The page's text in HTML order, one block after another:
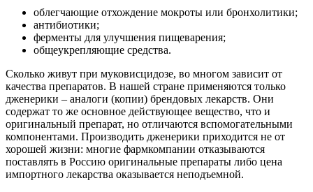
облегчающие отхождение мокроты или бронхолитики;
антибиотики;
ферменты для улучшения пищеварения;
общеукрепляющие средства.
Сколько живут при муковисцидозе, во многом зависит от
качества препаратов. В нашей стране применяются только
дженерики – аналоги (копии) брендовых лекарств. Они
содержат то же основное действующее вещество, что и
оригинальный препарат, но отличаются вспомогательными
компонентами. Производить дженерики приходится не от
хорошей жизни: многие фармкомпании отказываются
поставлять в Россию оригинальные препараты либо цена
импортного лекарства оказывается неподъемной.